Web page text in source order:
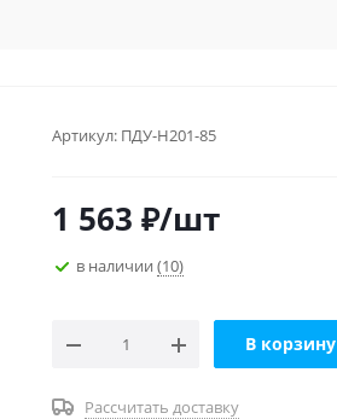
Артикул: ПДУ-Н201-85
1 563 ₽/шт
в наличии (10)
В корзину
Рассчитать доставку